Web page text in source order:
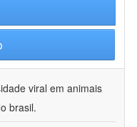
viral em animais
brasil.